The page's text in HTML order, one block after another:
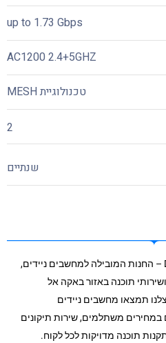
up to 1.73 Gbps
AC1200 2.4+5GHZ
טכנולוגיית MESH
2
שנתיים
ברוכים הבאים ל־Digital House – החנות המובילה למחשבים ניידים,
תוכנה באזור באקה אל
תמצאו מחשבים ניידים
במחירים משתלמים, שירות תיקונים
תוכנה מדויקות לכל לקוח.